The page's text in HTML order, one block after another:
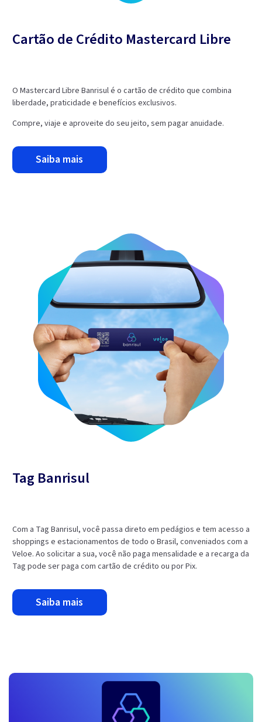
Cartão de Crédito Mastercard Libre
O Mastercard Libre Banrisul é o cartão de crédito que combina
liberdade, praticidade e benefícios exclusivos.
Compre, viaje e aproveite do seu jeito, sem pagar anuidade.
saiba mais
Tag Banrisul
Com a Tag Banrisul, você passa direto em pedágios e tem acesso a
shoppings e estacionamentos de todo o Brasil, conveniados com a
Veloe. Ao solicitar a sua, você não paga mensalidade e a recarga da
Tag pode ser paga com cartão de crédito ou por Pix.
saiba mais